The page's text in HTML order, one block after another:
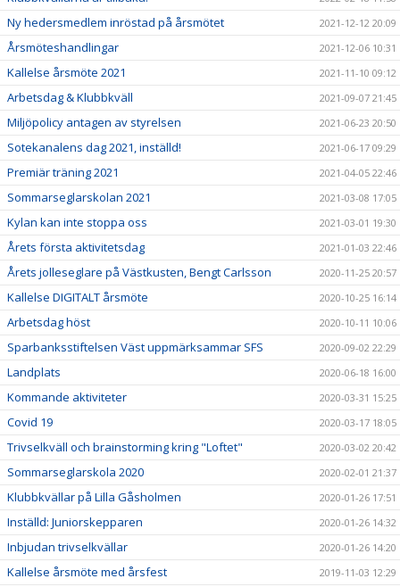
Ny hedersmedlem inröstad på årsmötet 2021-12-12 20:09
Årsmöteshandlingar 2021-12-06 10:31
Kallelse årsmöte 2021 2021-11-10 09:12
Arbetsdag & Klubbkväll 2021-09-07 21:45
Miljöpolicy antagen av styrelsen 2021-06-23 20:50
Sotekanalens dag 2021, inställd! 2021-06-17 09:29
Premiär träning 2021 2021-04-05 22:46
Sommarseglarskolan 2021 2021-03-08 17:05
Kylan kan inte stoppa oss 2021-03-01 19:30
Årets första aktivitetsdag 2021-01-03 22:46
Årets jolleseglare på Västkusten, Bengt Carlsson 2020-11-25 20:57
Kallelse DIGITALT årsmöte 2020-10-25 16:14
Arbetsdag höst 2020-10-11 10:06
Sparbanksstiftelsen Väst uppmärksammar SFS 2020-09-02 22:29
Landplats 2020-06-18 16:00
Kommande aktiviteter 2020-03-31 15:25
Covid 19 2020-03-17 18:05
Trivselkväll och brainstorming kring "Loftet" 2020-03-02 20:42
Sommarseglarskola 2020 2020-02-01 21:37
Klubbkvällar på Lilla Gåsholmen 2020-01-26 17:51
Inställd: Juniorskepparen 2020-01-26 14:32
Inbjudan trivselkvällar 2020-01-26 14:20
Kallelse årsmöte med årsfest 2019-11-03 12:29